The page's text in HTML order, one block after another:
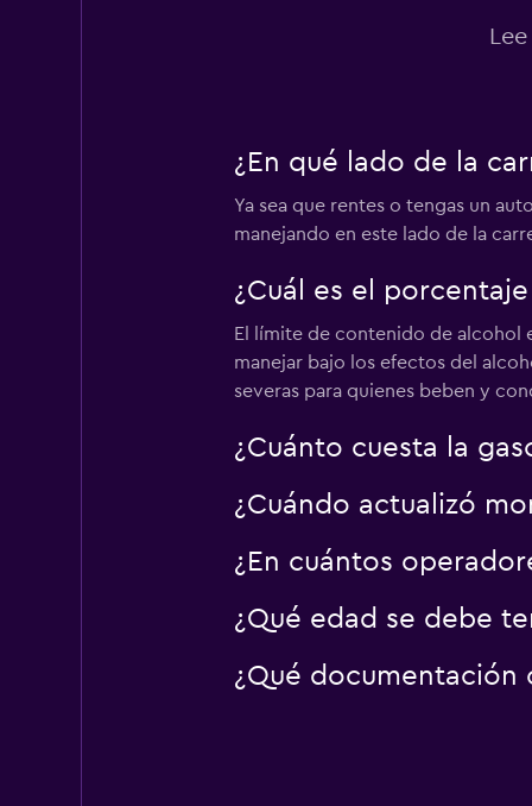
Esteem Car Rental
2 puntos de alquiler
4 puntos de alquiler
¿En qué lado de la
Ya sea que rentes o tengas un
manejando en este lado de la
¿Cuál es el
El límite de contenido de alcohol
manejar bajo los efectos del
severas para quienes beben y
¿Cuánto cuesta la
¿Cuándo actualizó
¿En cuántos
¿Qué edad se debe
¿Qué documentación